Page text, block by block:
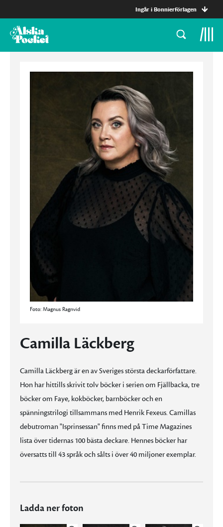
Ingår i Bonnierförlagen
Foto: Magnus Ragnvid
Camilla Läckberg
Camilla Läckberg är en av Sveriges största deckarförfattare.
Hon har hittills skrivit tolv böcker i serien om Fjällbacka, tre
böcker om Faye, kokböcker, barnböcker och en
spänningstrilogi tillsammans med Henrik Fexeus. Camillas
debutroman "Isprinsessan" finns med på Time Magazines
lista över tidernas 100 bästa deckare. Hennes böcker har
översatts till 43 språk och sålts i över 40 miljoner exemplar.
Ladda ner foton